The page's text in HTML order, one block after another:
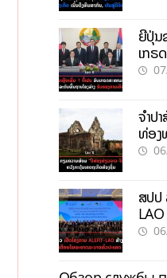
ຍີ່ປຸ່ນ
ເກຣ
ການ
ຈຳປ
ທ່ອງ
ກະຕຸ້
ສປປ
ພະຍ